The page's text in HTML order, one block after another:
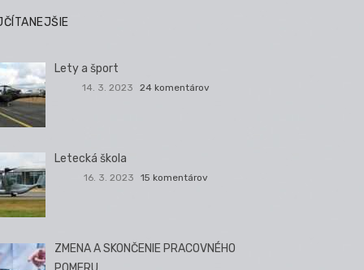
Lety a šport
14. 3. 2023 24 komentárov
Letecká škola
16. 3. 2023 15 komentárov
ZMENA A SKONČENIE PRACOVNÉHO